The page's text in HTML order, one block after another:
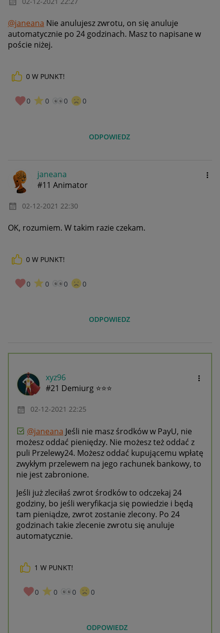
@janeana Nie anulujesz zwrotu, on się anuluje
automatycznie po 24 godzinach. Masz to napisane w
poście niżej.
0 W PUNKT!
0 0 0 0
ODPOWIEDZ
janeana
#11 Animator
‎02-12-2021 22:30
OK, rozumiem. W takim razie czekam.
0 W PUNKT!
0 0 0 0
ODPOWIEDZ
xyz96
#21 Demiurg ⭐⭐⭐
‎02-12-2021 22:25
@janeana Jeśli nie masz środków w PayU, nie
możesz oddać pieniędzy. Nie możesz też oddać z
puli Przelewy24. Możesz oddać kupującemu wpłatę
zwykłym przelewem na jego rachunek bankowy, to
nie jest zabronione.
Jeśli już zleciłaś zwrot środków to odczekaj 24
godziny, bo jeśli weryfikacja się powiedzie i będą
tam pieniądze, zwrot zostanie zlecony. Po 24
godzinach takie zlecenie zwrotu się anuluje
automatycznie.
1 W PUNKT!
0 0 0 0
ODPOWIEDZ